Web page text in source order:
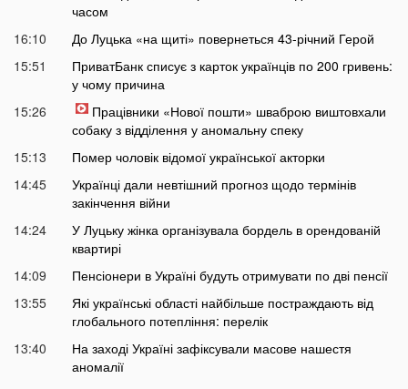
часом
16:10
До Луцька «на щиті» повернеться 43-річний Герой
15:51
ПриватБанк списує з карток українців по 200 гривень:
у чому причина
15:26
Працівники «Нової пошти» шваброю виштовхали
собаку з відділення у аномальну спеку
15:13
Помер чоловік відомої української акторки
14:45
Українці дали невтішний прогноз щодо термінів
закінчення війни
14:24
У Луцьку жінка організувала бордель в орендованій
квартирі
14:09
Пенсіонери в Україні будуть отримувати по дві пенсії
13:55
Які українські області найбільше постраждають від
глобального потепління: перелік
13:40
На заході Україні зафіксували масове нашестя
аномалії